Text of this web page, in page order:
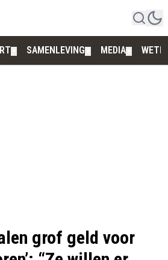
SAMENLEVING MEDIA
grof geld voor